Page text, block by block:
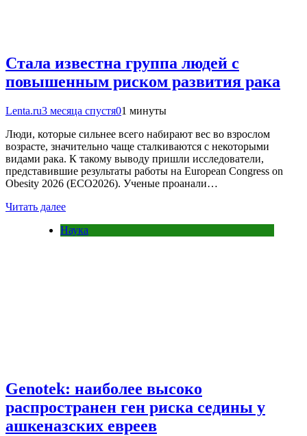
Стала известна группа людей с
повышенным риском развития рака
Lenta.ru3 месяца спустя01 минуты
Люди, которые сильнее всего набирают вес во взрослом
возрасте, значительно чаще сталкиваются с некоторыми
видами рака. К такому выводу пришли исследователи,
представившие результаты работы на European Congress on
Obesity 2026 (ECO2026). Ученые проанали…
Читать далее
Наука
Genotek: наиболее высоко
распространен ген риска седины у
ашкеназских евреев